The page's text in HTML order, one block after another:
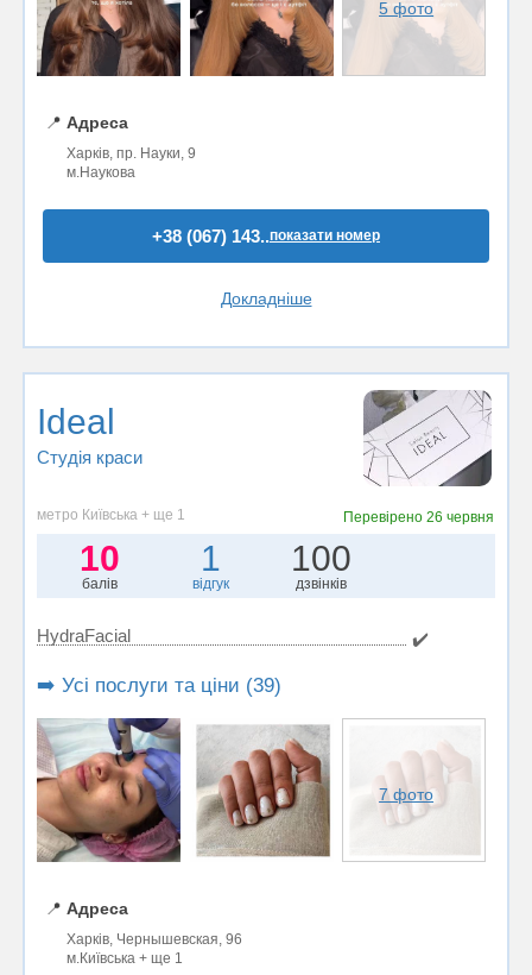
5 фото
📍 Адреса
Харків, пр. Науки, 9
м.Наукова
+38 (067) 143..показати номер
Докладніше
Ideal
Студія краси
метро Київська + ще 1 Перевірено26 червня
10
балів
1
відгук
100
дзвінків
HydraFacial ✔️
➡️ Усі послуги та ціни (39)
7 фото
📍 Адреса
Харків, Чернышевская, 96
м.Київська + ще 1